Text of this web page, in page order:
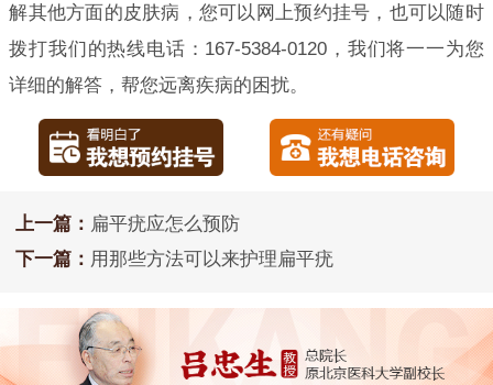
解其他方面的皮肤病，您可以网上预约挂号，也可以随时
拨打我们的热线电话：167-5384-0120，我们将一一为您
详细的解答，帮您远离疾病的困扰。
上一篇： 扁平疣应怎么预防
下一篇： 用那些方法可以来护理扁平疣